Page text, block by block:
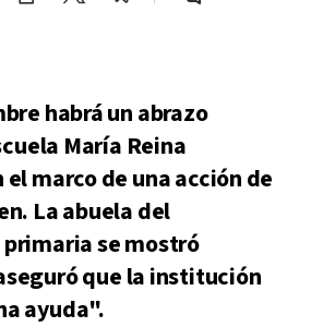
habrá un abrazo
María Reina
marco de una acción de
La abuela del
se mostró
que la institución
ayuda".